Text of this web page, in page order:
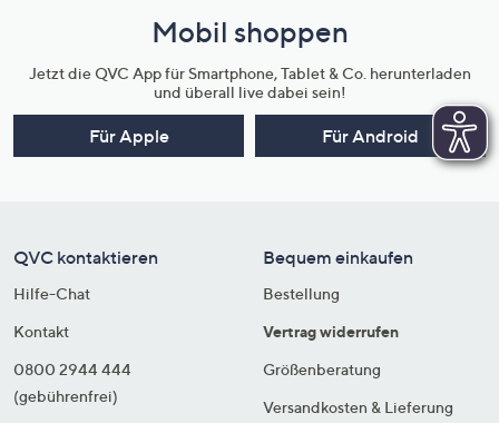
Mobil shoppen
Jetzt die QVC App für Smartphone, Tablet & Co. herunterladen
und überall live dabei sein!
Für Apple Für Android
QVC kontaktieren
Hilfe-Chat
Kontakt
0800 2944 444
(gebührenfrei)
Bequem einkaufen
Bestellung
Vertrag widerrufen
Größenberatung
Versandkosten & Lieferung